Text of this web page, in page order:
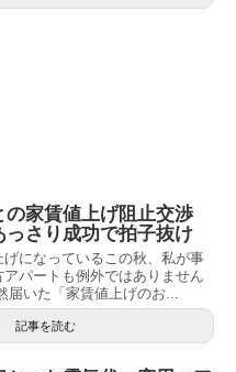
の家賃値上げ阻止交渉
っさり成功で拍子抜け
になっているこの秋、私が事
パートも例外ではありません
届いた「家賃値上げのお...
記事を読む